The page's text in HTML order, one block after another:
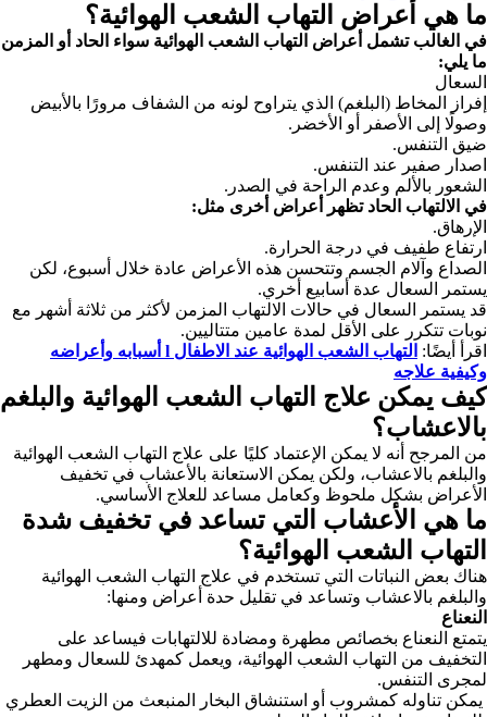
ما هي أعراض التهاب الشعب الهوائية؟
في الغالب تشمل أعراض التهاب الشعب الهوائية سواء الحاد أو المزمن
ما يلي:
السعال
إفراز المخاط (البلغم) الذي يتراوح لونه من الشفاف مرورًا بالأبيض
وصولًا إلى الأصفر أو الأخضر.
ضيق التنفس.
اصدار صفير عند التنفس.
الشعور بالألم وعدم الراحة في الصدر.
في الالتهاب الحاد تظهر أعراض أخرى مثل:
الإرهاق.
ارتفاع طفيف في درجة الحرارة.
الصداع وآلام الجسم وتتحسن هذه الأعراض عادة خلال أسبوع، لكن
يستمر السعال عدة أسابيع أخري.
قد يستمر السعال في حالات الالتهاب المزمن لأكثر من ثلاثة أشهر مع
نوبات تتكرر على الأقل لمدة عامين متتاليين.
اقرأ أيضًا:
التهاب الشعب الهوائية عند الاطفال l أسبابه وأعراضه
وكيفية علاجه
كيف يمكن علاج التهاب الشعب الهوائية والبلغم
بالاعشاب؟
من المرجح أنه لا يمكن الإعتماد كليًا على علاج التهاب الشعب الهوائية
والبلغم بالاعشاب، ولكن يمكن الاستعانة بالأعشاب في تخفيف
الأعراض بشكل ملحوظ وكعامل مساعد للعلاج الأساسي.
ما هي الأعشاب التي تساعد في تخفيف شدة
التهاب الشعب الهوائية؟
هناك بعض النباتات التي تستخدم في علاج التهاب الشعب الهوائية
والبلغم بالاعشاب وتساعد في تقليل حدة أعراض ومنها:
النعناع
يتمتع النعناع بخصائص مطهرة ومضادة للالتهابات فيساعد على
التخفيف من التهاب الشعب الهوائية، ويعمل كمهدئ للسعال ومطهر
لمجرى التنفس.
يمكن تناوله كمشروب أو استنشاق البخار المنبعث من الزيت العطري